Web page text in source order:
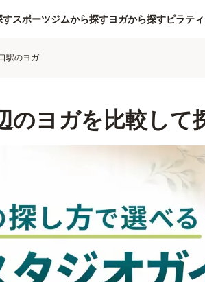
すスポーツジムから探すヨガから探すピラテ
駅のヨガ
のヨガを比較して